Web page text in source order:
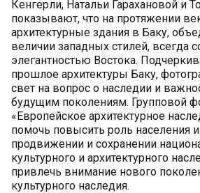
Кенгерли, Натальи Гарахановой и
показывают, что на протяжении
архитектурные здания в Баку,
величии западных стилей, всегда
элегантностью Востока.
прошлое архитектуры Баку,
свет на вопрос о наследии и
будущим поколениям. Групповой
«Европейское архитектурное
помочь повысить роль населения
продвижении и сохранении
культурного и архитектурного
привлечь внимание нового
культурного наследия.